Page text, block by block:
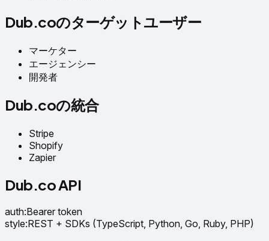
Dub.coのターゲットユーザー
マーケター
エージェンシー
開発者
Dub.coの統合
Stripe
Shopify
Zapier
Dub.co API
auth:Bearer token
style:REST + SDKs (TypeScript, Python, Go, Ruby, PHP)